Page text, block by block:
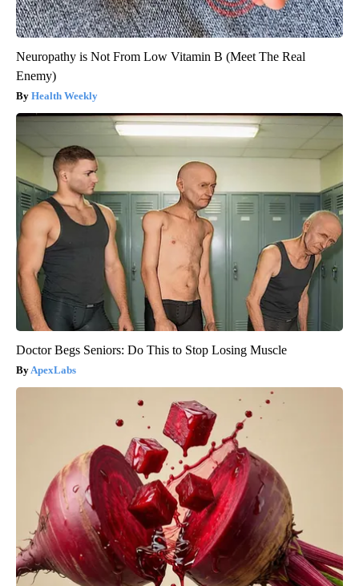
Neuropathy is Not From Low Vitamin B (Meet The Real
Enemy)
Health Weekly
Doctor Begs Seniors: Do This to Stop Losing Muscle
ApexLabs